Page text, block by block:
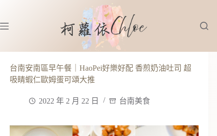
主
內
台南安南區早午餐｜HaoPei好樂好配 香煎奶油吐司 超
吸睛蝦仁歐姆蛋可頌大推
2022 年 2 月 22 日 台南美食